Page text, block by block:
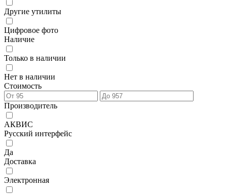
Другие утилиты
Цифровое фото
Наличие
Только в наличии
Нет в наличии
Стоимость
Производитель
АКВИС
Русский интерфейс
Да
Доставка
Электронная